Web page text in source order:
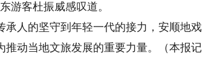
游客杜振威感叹道。
人的坚守到年轻一代的接力，安顺地戏
动当地文旅发展的重要力量。（本报记